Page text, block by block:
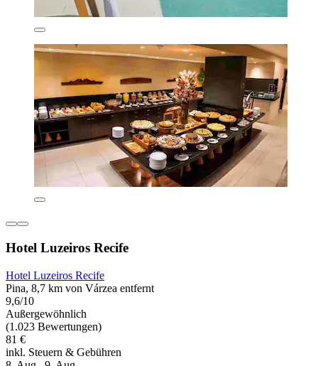
Hotel Luzeiros Recife
Hotel Luzeiros Recife
Pina, 8,7 km von Várzea entfernt
9,6/10
Außergewöhnlich
(1.023 Bewertungen)
81 €
inkl. Steuern & Gebühren